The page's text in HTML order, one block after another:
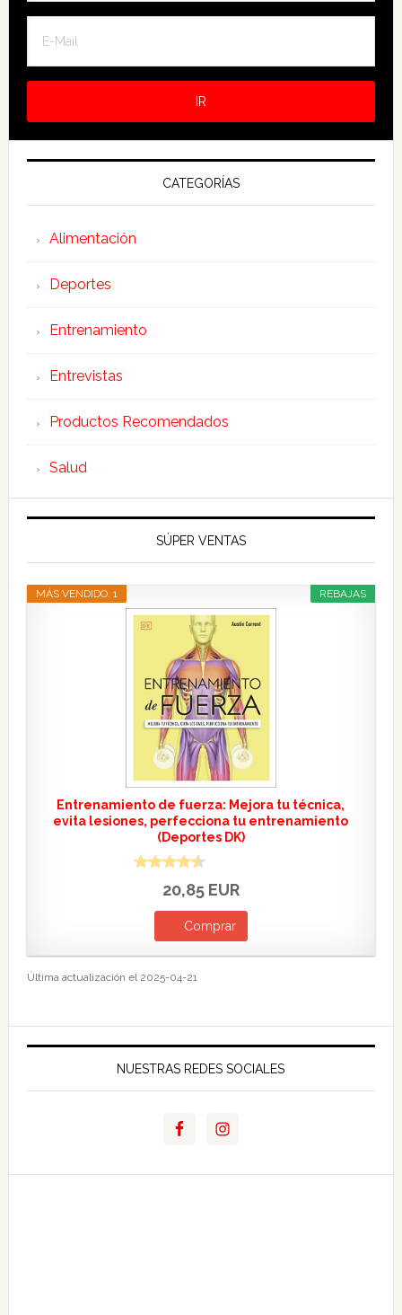
CATEGORÍAS
Alimentación
Deportes
Entrenamiento
Entrevistas
Productos Recomendados
Salud
SÚPER VENTAS
REBAJAS
MÁS VENDIDO. 1
Entrenamiento de fuerza: Mejora tu técnica,
evita lesiones, perfecciona tu entrenamiento
(Deportes DK)
20,85 EUR
Comprar
Última actualización el 2025-04-21
NUESTRAS REDES SOCIALES